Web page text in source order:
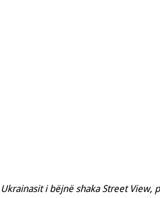
i bëjnë shaka Street View,